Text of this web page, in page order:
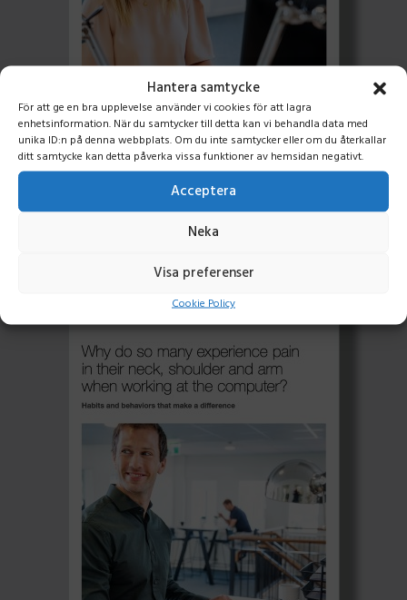
Hantera samtycke
För att ge en bra upplevelse använder vi cookies för att lagra
enhetsinformation. När du samtycker till detta kan vi behandla data med
unika ID:n på denna webbplats. Om du inte samtycker eller om du återkallar
ditt samtycke kan detta påverka vissa funktioner av hemsidan negativt.
Acceptera
Neka
Visa preferenser
Cookie Policy
To work Centered (Eng)